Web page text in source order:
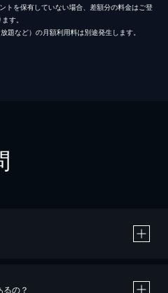
トを保有していない場合、差額分の料金はご登
す。
題など）の月額利用料は別途発生します。
の？